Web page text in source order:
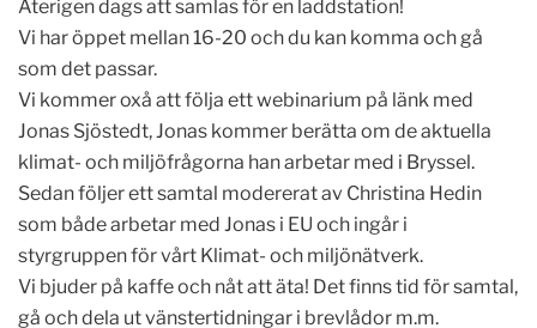
Återigen dags att samlas för en laddstation!
Vi har öppet mellan 16-20 och du kan komma och gå
som det passar.
Vi kommer oxå att följa ett webinarium på länk med
Jonas Sjöstedt, Jonas kommer berätta om de aktuella
klimat- och miljöfrågorna han arbetar med i Bryssel.
Sedan följer ett samtal modererat av Christina Hedin
som både arbetar med Jonas i EU och ingår i
styrgruppen för vårt Klimat- och miljönätverk.
Vi bjuder på kaffe och nåt att äta! Det finns tid för samtal,
gå och dela ut vänstertidningar i brevlådor m.m.